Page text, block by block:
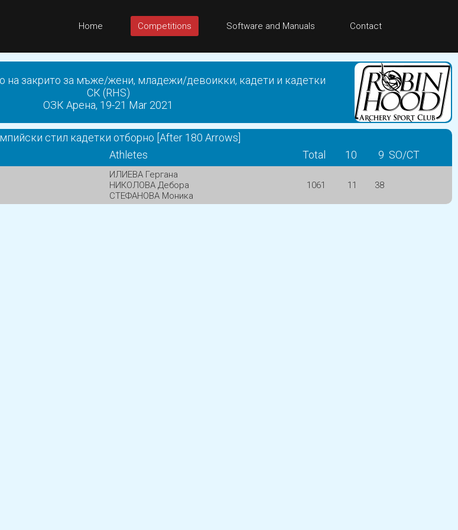
Home Competitions Software and Manuals Contact
на закрито за мъже/жени, младежи/девоикки, кадети и кадетки
СК (RHS)
ОЗК Арена, 19-21 Mar 2021
стил кадетки отборно [After 180 Arrows]
Athletes Total 10 9 SO/CT
ИЛИЕВА Гергана
НИКОЛОВА Дебора
СТЕФАНОВА Моника
1061 11 38